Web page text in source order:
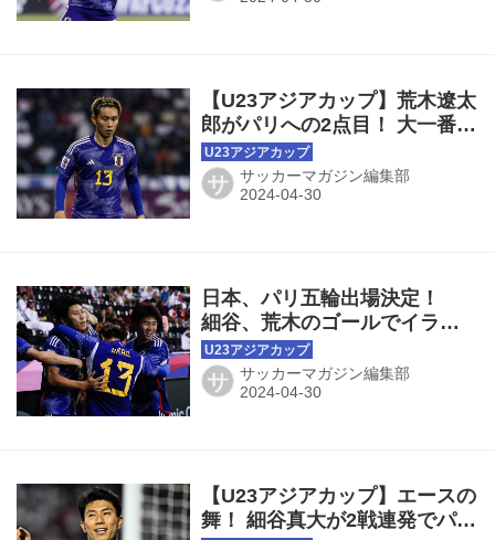
【U23アジアカップ】荒木遼太
郎がパリへの2点目！ 大一番で
違いを見せて「足がつってで
も、走って日本のために戦い
たいと思っていた」
サ サッカーマガジン編集部
日本、パリ五輪出場決定！
細谷、荒木のゴールでイラク
を下し、８大会連続で本大会
へ◎U23アジアカップ準決勝
サ サッカーマガジン編集部
【U23アジアカップ】エースの
舞！ 細谷真大が2戦連発でパリ